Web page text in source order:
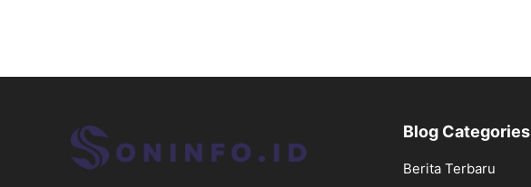
Blog Categories
Berita Terbaru